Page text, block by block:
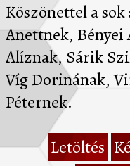
Köszönettel a
Anettnek, Bényei
Alíznak, Sárik
Víg Dorinának,
Péternek.
Letöltés